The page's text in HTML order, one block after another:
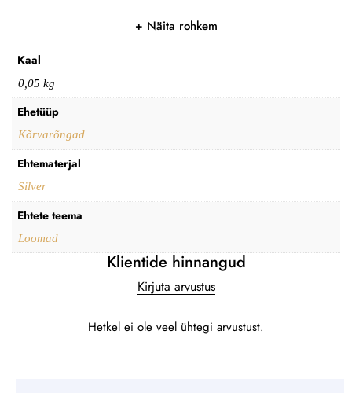
Näita rohkem
Kaal
0,05 kg
Ehetüüp
Kõrvarõngad
Ehtematerjal
Silver
Ehtete teema
Loomad
Klientide hinnangud
Kirjuta arvustus
Hetkel ei ole veel ühtegi arvustust.